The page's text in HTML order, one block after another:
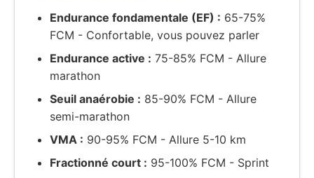
Endurance fondamentale (EF) : 65-75%
FCM - Confortable, vous pouvez parler
Endurance active : 75-85% FCM - Allure
marathon
Seuil anaérobie : 85-90% FCM - Allure
semi-marathon
VMA : 90-95% FCM - Allure 5-10 km
Fractionné court : 95-100% FCM - Sprint